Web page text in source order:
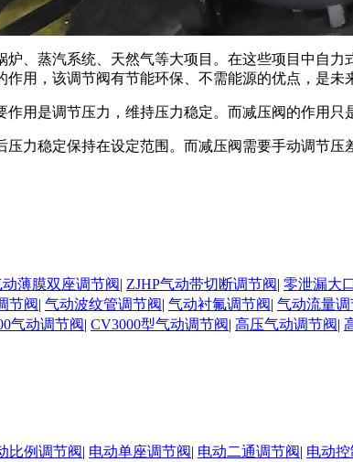
、蒸汽系统、天然气等大项目。在这些项目中自
用，该调节阀有节能环保、不需能源的优点，是未
用是调节压力，维持压力稳定。而减压阀的作用只
力稳定保持在设定范围。而减压阀需要手动调节压
薄膜双座调节阀| ZJHP气动带切断调节阀| 零泄漏大
节阀| 气动波纹管调节阀| 气动衬氟调节阀| 气动流量调
气动调节阀| CV3000型气动调节阀| 高压气动调节阀|
比例调节阀| 电动单座调节阀| 电动二通调节阀| 电动